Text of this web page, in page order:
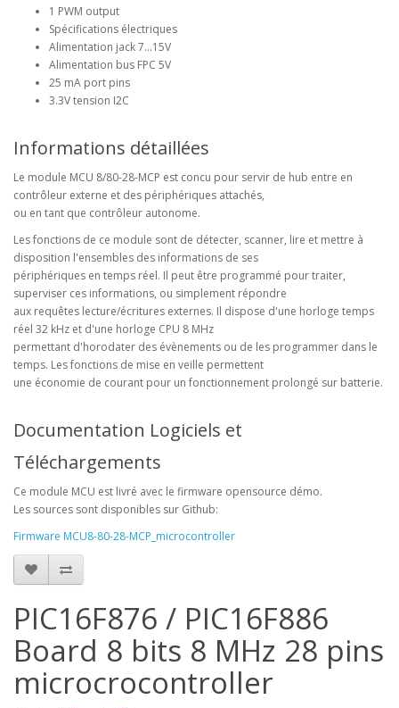
1 PWM output
Spécifications électriques
Alimentation jack 7...15V
Alimentation bus FPC 5V
25 mA port pins
3.3V tension I2C
Informations détaillées
Le module MCU 8/80-28-MCP est concu pour servir de hub entre en
contrôleur externe et des périphériques attachés,
ou en tant que contrôleur autonome.
Les fonctions de ce module sont de détecter, scanner, lire et mettre à
disposition l'ensembles des informations de ses
périphériques en temps réel. Il peut être programmé pour traiter,
superviser ces informations, ou simplement répondre
aux requêtes lecture/écritures externes. Il dispose d'une horloge temps
réel 32 kHz et d'une horloge CPU 8 MHz
permettant d'horodater des évènements ou de les programmer dans le
temps. Les fonctions de mise en veille permettent
une économie de courant pour un fonctionnement prolongé sur batterie.
Documentation Logiciels et
Téléchargements
Ce module MCU est livré avec le firmware opensource démo.
Les sources sont disponibles sur Github:
Firmware MCU8-80-28-MCP_microcontroller
PIC16F876 / PIC16F886
Board 8 bits 8 MHz 28 pins
microcrocontroller